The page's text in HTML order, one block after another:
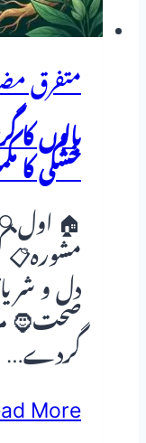
متفرق
خشکی کا
🏠
مشورہ📋
دل و
صحت🧔
گردے…
More